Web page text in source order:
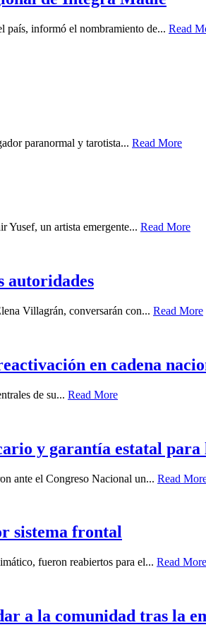
país, informó el nombramiento de... Read
paranormal y tarotista... Read More
Yusef, un artista emergente... Read More
autoridades
Villagrán, conversarán con... Read More
en cadena
de su... Read More
y garantía estatal
ante el Congreso Nacional un... Read
sistema frontal
fueron reabiertos para el... Read More
a la comunidad tras la